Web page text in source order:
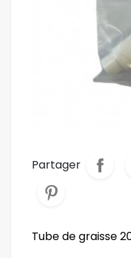
Partager
Tube de graisse